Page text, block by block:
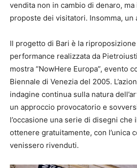
vendita non in cambio di denaro,
proposte dei visitatori. Insomma, un
Il progetto di Bari è la
performance realizzata da
mostra “NowHere Europa”, evento
Biennale di Venezia del 2005.
indagine continua sulla natura
un approccio provocatorio e
l’occasione una serie di disegni che
ottenere gratuitamente, con l’unica
venissero rivenduti.